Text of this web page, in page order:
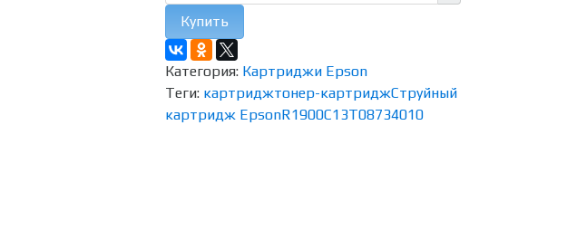
Купить
Категория: Картриджи Epson
Теги: картриджтонер-картриджСтруйный
картридж EpsonR1900C13T08734010